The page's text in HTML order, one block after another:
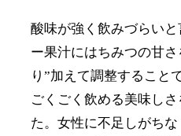
酸味が強く飲みづらい
ー果汁にはちみつの甘さ
り”加えて調整すること
ごくごく飲める美味し
た。女性に不足しがちな